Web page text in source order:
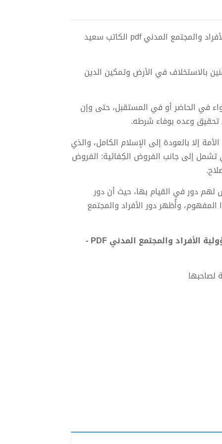
تحميل كتاب نور الوعد الإلهي، 1- لزوم الفروض الكفائية ومسؤولية الأفراد والمجتمع المدني pdf الكاتب سعيد
بالاستخلاف في الأرض وتمكين الدين
في الحاضر أو في المستقبل، حتى وإن
تحقيق وعده بوفاء شرطه.
إلا بالعودة إلى الإسلام الكامل، والذي
إلى جانب الفروض الكِفائية: الفروض
لهم دور في القيام بها، حيث أن دور
وأُظهر دور الأفراد والمجتمع
تحميل كتاب نور الوعد الإلهي، 1- لزوم الفروض الكفائية ومسؤولية الأفراد والمجتمع المدني PDF -